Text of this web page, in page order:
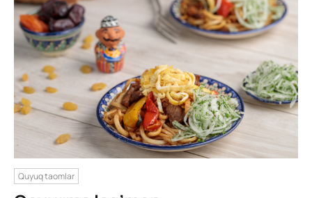
Quyuq taomlar